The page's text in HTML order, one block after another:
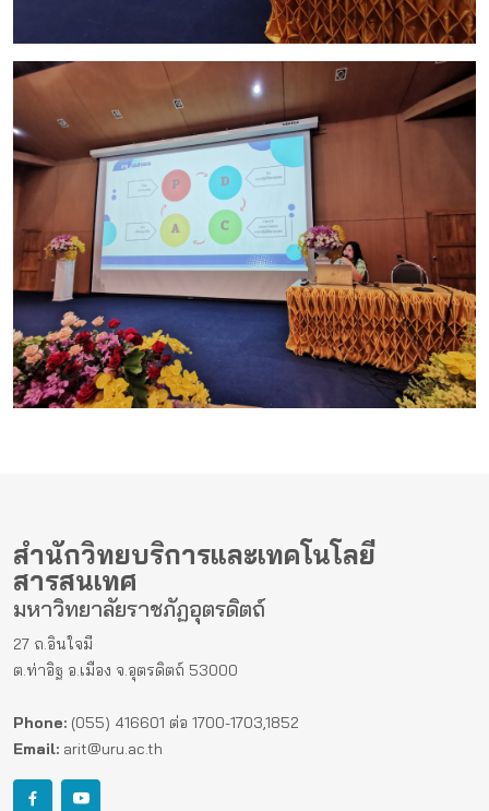
สำนักวิทยบริการและเทคโนโลยี
สารสนเทศ
มหาวิทยาลัยราชภัฏอุตรดิตถ์
27 ถ.อินใจมี
ต.ท่าอิฐ อ.เมือง จ.อุตรดิตถ์ 53000
Phone: (055) 416601 ต่อ 1700-1703,1852
Email: arit@uru.ac.th